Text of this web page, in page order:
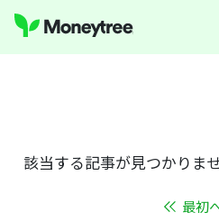
該当する記事が見つかりま
最初